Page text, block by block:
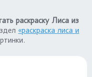
раскраску Лиса из
«раскраска лиса и